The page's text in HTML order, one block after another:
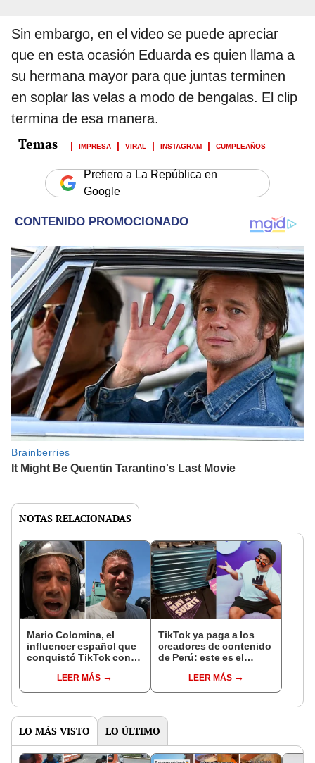
Sin embargo, en el video se puede apreciar
que en esta ocasión Eduarda es quien llama a
su hermana mayor para que juntas terminen
en soplar las velas a modo de bengalas. El clip
termina de esa manera.
IMPRESA VIRAL INSTAGRAM CUMPLEAÑOS
Prefiero a La República en
Google
NOTAS RELACIONADAS
Mario Colomina, el
influencer español que
conquistó TikTok con
"Mi amor nació por la
gastronomía"
LEER MÁS
TikTok ya paga a los
creadores de contenido
de Perú: este es el
llegar a cobrar por 1.000
vistas
LEER MÁS
LO MÁS VISTO LO ÚLTIMO